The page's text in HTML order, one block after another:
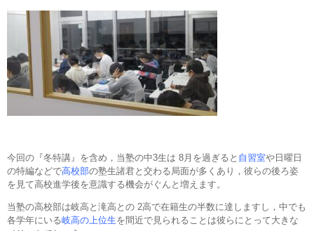
今回の『冬特講』を含め，当塾の中3生は 8月を過ぎると 自習室や日曜日
の特編などで高校部の塾生諸君と交わる局面が多くあり，彼らの後ろ姿
を見て高校進学後を意識する機会がぐんと増えます。
当塾の高校部は岐高と滝高との 2高で在籍生の半数に達しますし，中でも
各学年にいる岐高の上位生を間近で見られることは彼らにとって大きな